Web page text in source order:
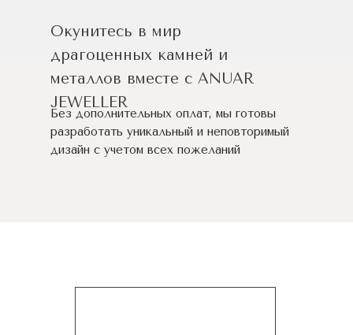
Окунитесь в мир
драгоценных камней и
металлов вместе с ANUAR
JEWELLER
Без дополнительных оплат, мы готовы
разработать уникальный и неповторимый
дизайн c учетом всех пожеланий